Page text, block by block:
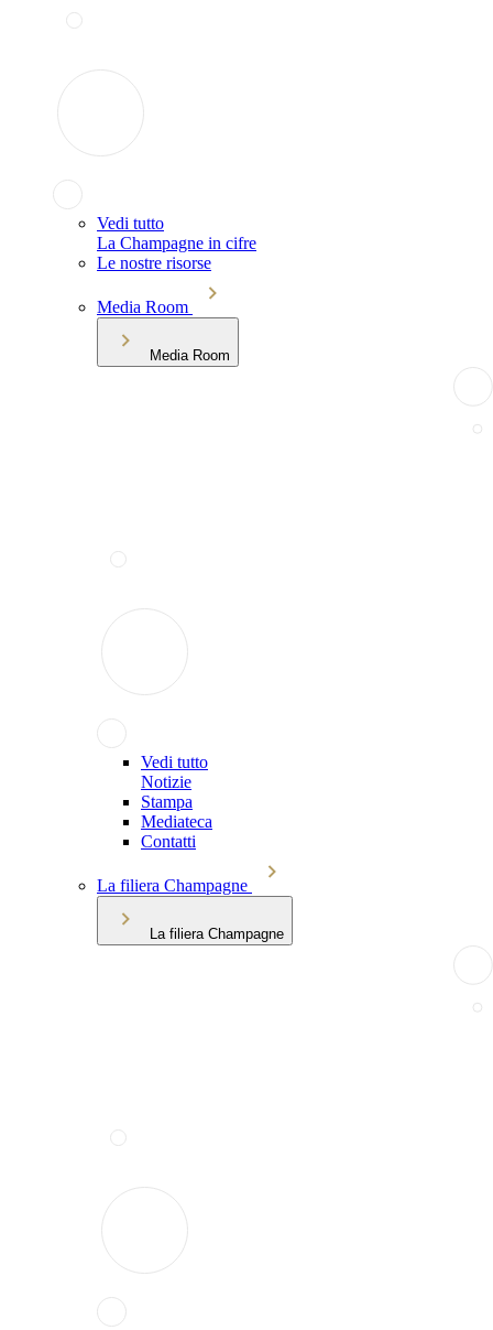
Vedi tutto
La Champagne in cifre
Le nostre risorse
Media Room
Media Room
Vedi tutto
Notizie
Stampa
Mediateca
Contatti
La filiera Champagne
La filiera Champagne